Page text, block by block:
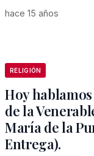
hace 15 años
RELIGIÓN
Hoy
de la
María de la
Entrega).